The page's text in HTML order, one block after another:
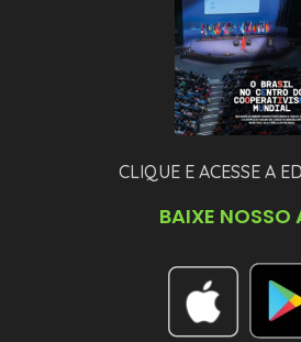
CLIQUE E ACESSE A
BAIXE NOSSO